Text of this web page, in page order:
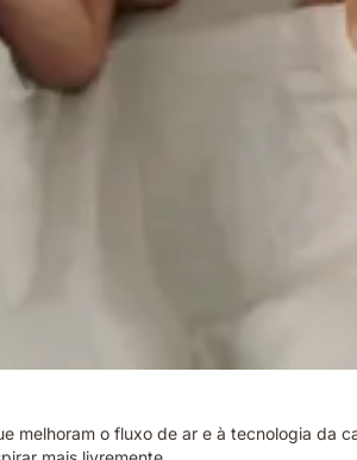
melhoram o fluxo de ar e à tecnologia da